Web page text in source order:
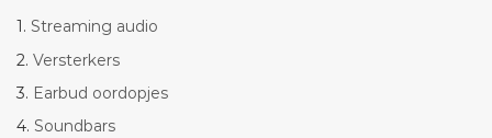
1. Streaming audio
2. Versterkers
3. Earbud oordopjes
4. Soundbars